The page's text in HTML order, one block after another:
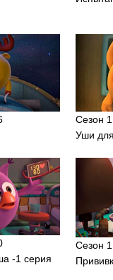
Сезон
Уши
-1 серия
Сезон